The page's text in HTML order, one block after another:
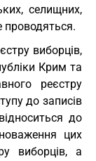
селищних,
проводяться.
виборців,
Крим та
реєстру
до записів
до
цих
виборців, а